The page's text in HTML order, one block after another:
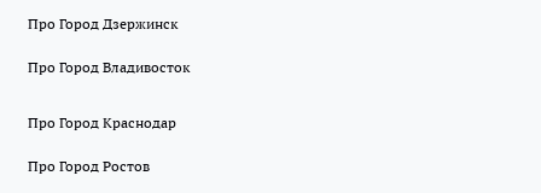
Про Город Дзержинск
Про Город Владивосток
Про Город Краснодар
Про Город Ростов